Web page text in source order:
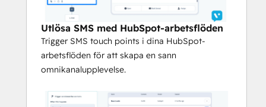
Skicka engångsmeddelanden eller
kampanjer till dina HubSpot-listor med
bara några klick. Anpassa med
kontaktvariabler och schemalägg för
perfekt timing.
Aktivera vintergröna kampanjer
Utlösa SMS med HubSpot-arbetsflöden
Trigger SMS touch points i dina HubSpot-
arbetsflöden för att skapa en sann
omnikanalupplevelse.